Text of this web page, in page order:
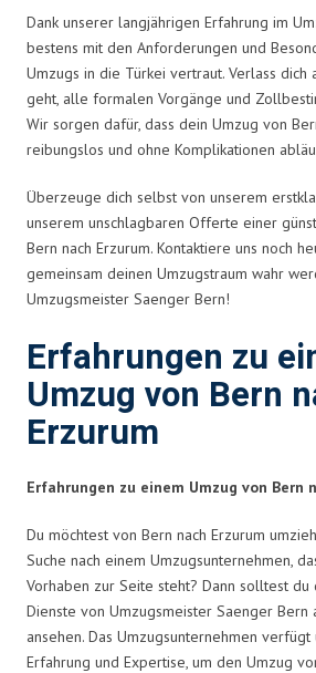
Dank unserer langjährigen Erfahrung im
bestens mit den Anforderungen und
Umzugs in die Türkei vertraut. Verlass dich
geht, alle formalen Vorgänge und
Wir sorgen dafür, dass dein Umzug von
reibungslos und ohne Komplikationen
Überzeuge dich selbst von unserem
unserem unschlagbaren Offerte einer
Bern nach Erzurum. Kontaktiere uns noch
gemeinsam deinen Umzugstraum wahr
Umzugsmeister Saenger Bern!
Erfahrungen zu
Umzug von Bern
Erzurum
Erfahrungen zu einem Umzug von Bern
Du möchtest von Bern nach Erzurum
Suche nach einem Umzugsunternehmen,
Vorhaben zur Seite steht? Dann solltest
Dienste von Umzugsmeister Saenger Bern
ansehen. Das Umzugsunternehmen
Erfahrung und Expertise, um den Umzug